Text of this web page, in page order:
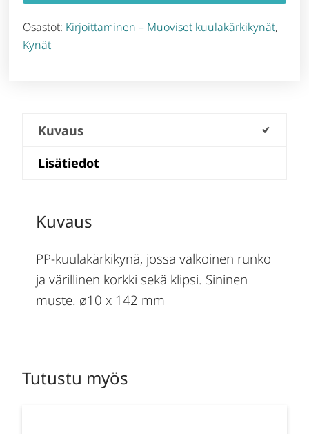
Osastot: Kirjoittaminen – Muoviset kuulakärkikynät,
Kynät
Kuvaus
Lisätiedot
Kuvaus
PP-kuulakärkikynä, jossa valkoinen runko
ja värillinen korkki sekä klipsi. Sininen
muste. ø10 x 142 mm
Tutustu myös